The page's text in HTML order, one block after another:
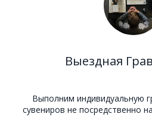
Выездная
Выполним индивидуальную
сувениров не посредственно